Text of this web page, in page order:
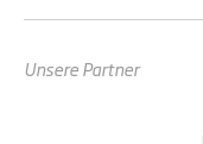
Unsere Partner